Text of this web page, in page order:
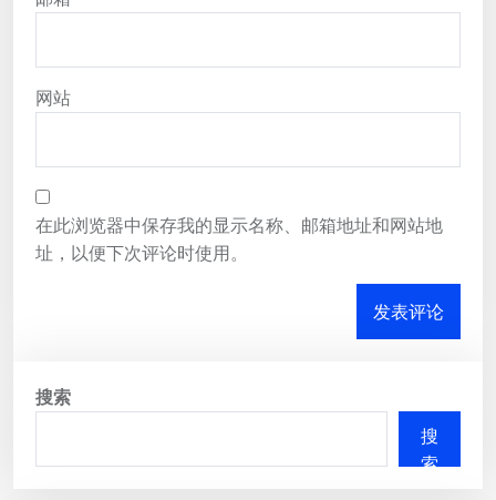
网站
在此浏览器中保存我的显示名称、邮箱地址和网站地
址，以便下次评论时使用。
搜索
搜
索